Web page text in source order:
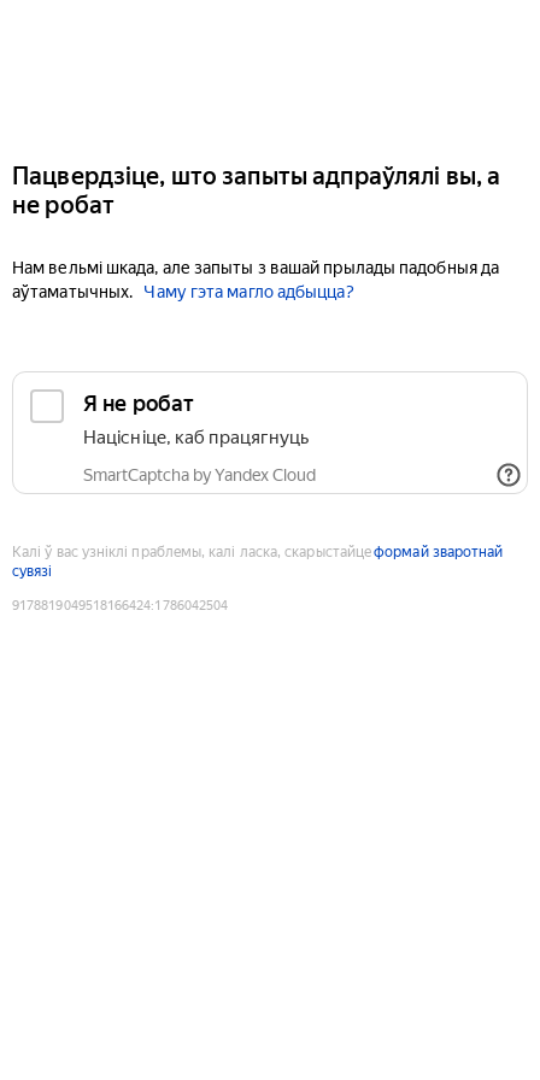
Пацвердзіце, што запыты адпраўлялі вы, а
не робат
Нам вельмі шкада, але запыты з вашай прылады падобныя да
аўтаматычных.
Чаму гэта магло адбыцца?
Я не робат
Націсніце, каб працягнуць
SmartCaptcha by Yandex Cloud
Калі ў вас узніклі праблемы, калі ласка, скарыстайцеформай зваротнай
сувязі
9178819049518166424:1786042504